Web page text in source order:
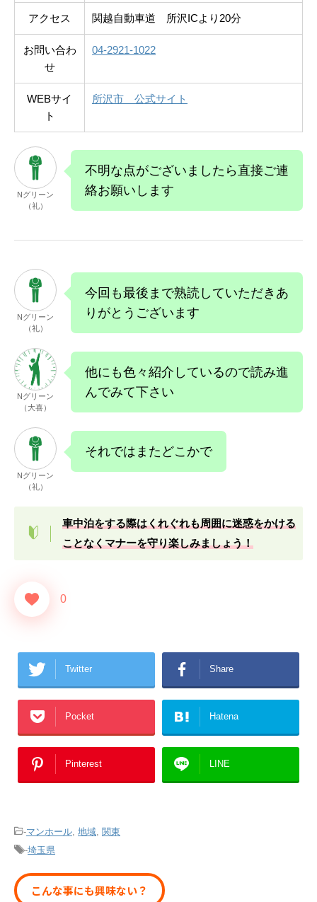
アクセス 関越自動車道 所沢ICより20分
お問い合わ
せ
04-2921-1022
WEBサイ
ト
所沢市 公式サイト
Nグリーン
（礼）
不明な点がございましたら直接ご連
絡お願いします
Nグリーン
（礼）
今回も最後まで熟読していただきあ
りがとうございます
Nグリーン
（大喜）
他にも色々紹介しているので読み進
んでみて下さい
Nグリーン
（礼）
それではまたどこかで
車中泊をする際はくれぐれも周囲に迷惑をかける
ことなくマナーを守り楽しみましょう！
0
Twitter Share
Pocket Hatena
Pinterest LINE
-マンホール, 地域, 関東
-埼玉県
こんな事にも興味ない？